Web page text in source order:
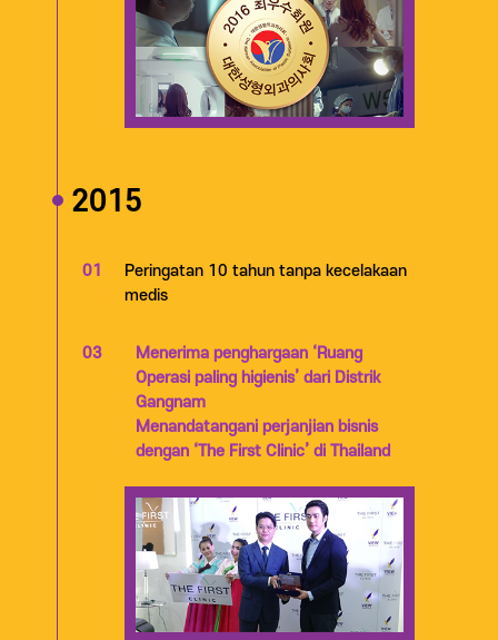
2015
01
Peringatan 10 tahun tanpa kecelakaan
medis
03
Menerima penghargaan ‘Ruang
Operasi paling higienis’ dari Distrik
Gangnam
Menandatangani perjanjian bisnis
dengan ‘The First Clinic’ di Thailand